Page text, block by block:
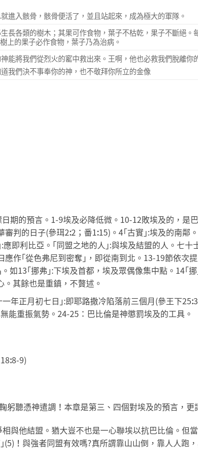
進入骸骨，骸骨便活了，並且站起來，成為極大的軍隊。
長各類的樹木；其果可作食物，葉子不枯乾，果子不斷絕。
上的果子必作食物，葉子乃為治病。
能將我們從烈火的窰中救出來。王啊，他也必救我們脫離你
我們決不事奉你的神，也不敬拜你所立的金像
期的預言。1-9埃及必降低微。10-12敗埃及的，是
審判的日子(參珥2:2；番1:15)。4｢古實｣:埃及的南鄰
即利比亞。｢同盟之地的人｣:與埃及結盟的人。七十
應作｢從色弗尼到密奪｣，即從南到北。13-19節依次
如13｢挪弗｣:下埃及首都，埃及眾偶像集中點。14｢
其餘也是重鎮，不贅述。
年正月初七日｣:即耶路撒冷陷落前三個月(參王下25:
能重振氣勢。24-25：巴比倫是神懲罰埃及的工具。
:8-9)
聽憑神遣調！本章是第三、四個對埃及的預言，更
與他結盟。猶大豈不也是一心聯埃以抗巴比倫。但
！與強者同盟有效嗎?真所謂靠山山倒，靠人人跑